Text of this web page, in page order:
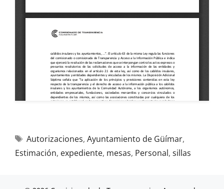
Autorizaciones, Ayuntamiento de Güímar,
Estimación, expediente, mesas, Personal, sillas